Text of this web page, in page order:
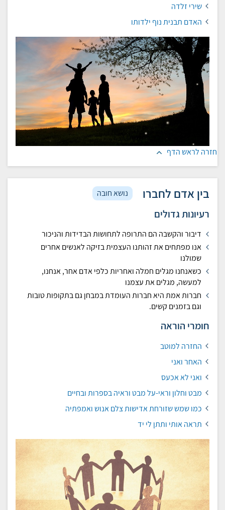
שירי זלדה
האדם תבנית נוף ילדותו
חזרה לראש הדף
בין אדם לחברו נושא חובה
רעיונות גדולים
דיבור והקשבה הם התרופה לתחושות הבדידות והניכור
אנו מפתחים את זהותנו העצמית בזיקה לאנשים אחרים
שמולנו
כשאנחנו מגלים חמלה ואחריות כלפי אדם אחר, אנחנו,
למעשה, מגלים את עצמנו
חברות אמת היא חברות העומדת במבחן גם בתקופות טובות
וגם בזמנים קשים.
חומרי הוראה
החזרה למוטב
האחר ואני
ואני לא אכעס
מבט וחלון וראי-על מבט וראיה בספרות ובחיים
כמו שמש שזורחת אדישות צלם אנוש ואמפתיה
תראה אותי ותתן לי יד